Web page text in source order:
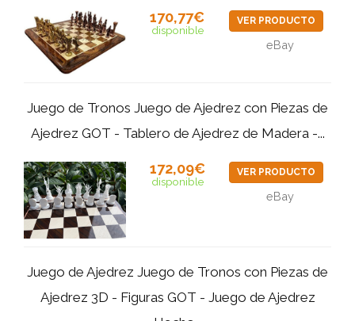
170,77€
disponible
VER PRODUCTO
eBay
Juego de Tronos Juego de Ajedrez con Piezas de
Ajedrez GOT - Tablero de Ajedrez de Madera -...
172,09€
disponible
VER PRODUCTO
eBay
Juego de Ajedrez Juego de Tronos con Piezas de
Ajedrez 3D - Figuras GOT - Juego de Ajedrez